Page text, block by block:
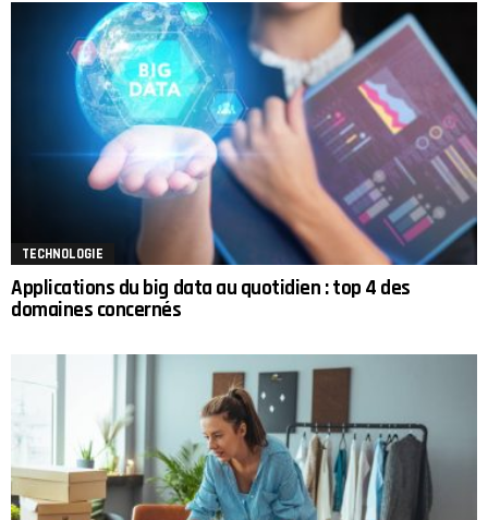
TECHNOLOGIE
Applications du big data au quotidien : top 4 des
domaines concernés